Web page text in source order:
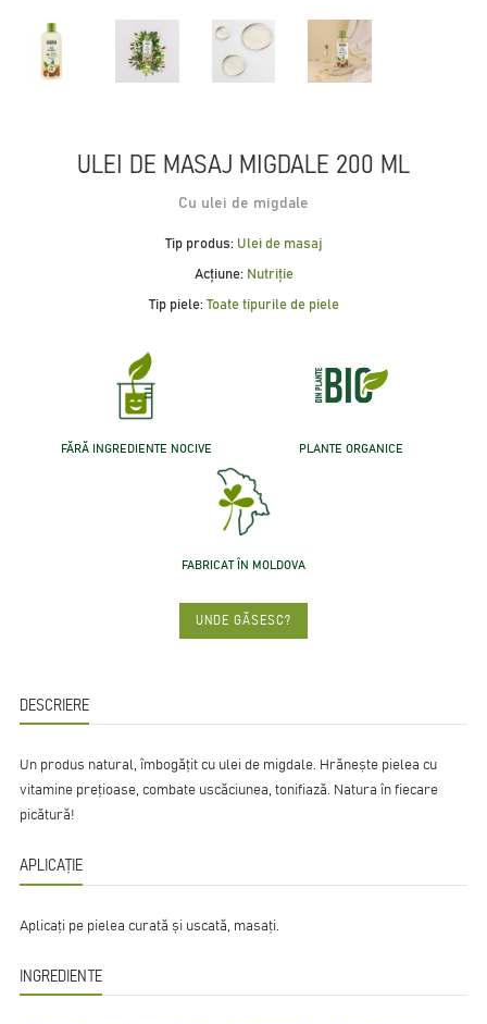
ULEI DE MASAJ MIGDALE 200 ML
Cu ulei de migdale
Tip produs: Ulei de masaj
Acțiune: Nutriție
Tip piele: Toate tipurile de piele
FĂRĂ INGREDIENTE NOCIVE PLANTE ORGANICE
FABRICAT ÎN MOLDOVA
UNDE GĂSESC?
DESCRIERE
Un produs natural, îmbogățit cu ulei de migdale. Hrănește pielea cu
vitamine prețioase, combate uscăciunea, tonifiază. Natura în fiecare
picătură!
APLICAȚIE
Aplicați pe pielea curată și uscată, masați.
INGREDIENTE